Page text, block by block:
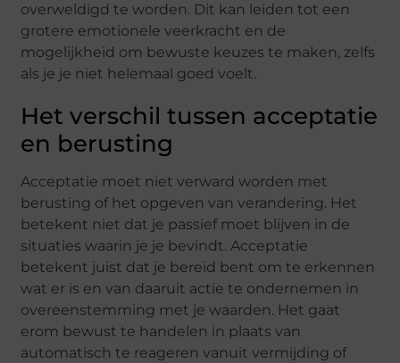
overweldigd te worden. Dit kan leiden tot een
grotere emotionele veerkracht en de
mogelijkheid om bewuste keuzes te maken, zelfs
als je je niet helemaal goed voelt.
Het verschil tussen acceptatie
en berusting
Acceptatie moet niet verward worden met
berusting of het opgeven van verandering. Het
betekent niet dat je passief moet blijven in de
situaties waarin je je bevindt. Acceptatie
betekent juist dat je bereid bent om te erkennen
wat er is en van daaruit actie te ondernemen in
overeenstemming met je waarden. Het gaat
erom bewust te handelen in plaats van
automatisch te reageren vanuit vermijding of